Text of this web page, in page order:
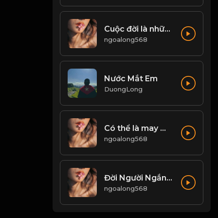
Cuộc đời là những chuyến đi, chỉ có buông bỏ mới có thể tiến xa hơn! & Đạo
ngoalong568
Nước Mắt Em
DuongLong
Có thể là may mắn, mất đi là số mệnh Đạo
ngoalong568
Đời Người Ngắn Ngủi - Nhân Sinh Vô Thường! Đạo
ngoalong568